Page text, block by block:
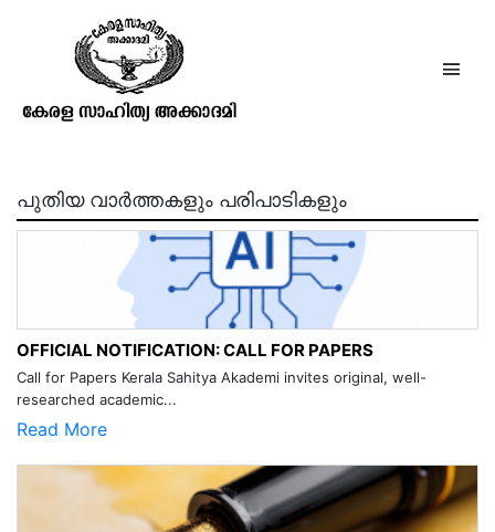
ഹരിശ്ചന്ദ്രവിലാസം
(ഭാഷാനാടകം)
പുതിയ വാർത്തകളും പരിപാടികളും
OFFICIAL NOTIFICATION: CALL FOR PAPERS
Call for Papers Kerala Sahitya Akademi invites original, well-
researched academic...
Read More